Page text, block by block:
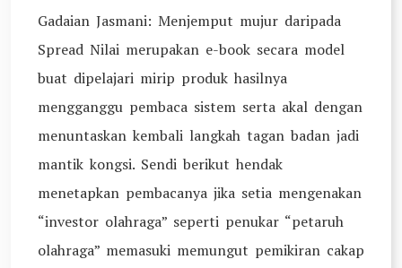
Gadaian Jasmani: Menjemput mujur daripada
Spread Nilai merupakan e-book secara model
buat dipelajari mirip produk hasilnya
mengganggu pembaca sistem serta akal dengan
menuntaskan kembali langkah tagan badan jadi
mantik kongsi. Sendi berikut hendak
menetapkan pembacanya jika setia mengenakan
“investor olahraga” seperti penukar “petaruh
olahraga” memasuki memungut pemikiran cakap